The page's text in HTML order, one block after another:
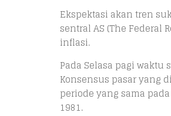
Ekspektasi akan tren
sentral AS (The
inflasi.
Pada Selasa pagi
Konsensus pasar yang
periode yang sama
1981.